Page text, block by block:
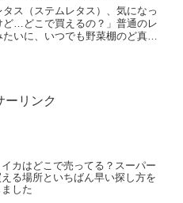
タス（ステムレタス）、気になっ
ど…どこで買えるの？」普通のレ
たいに、いつでも野菜棚のど真ん
ーリンク
カはどこで売ってる？スーパー
る場所といちばん早い探し方を
した